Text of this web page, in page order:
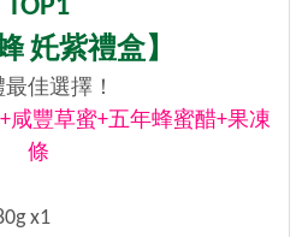
TOP1
奼紫禮盒】
佳選擇！
豐草蜜+五年蜂蜜醋+果凍
條
x1